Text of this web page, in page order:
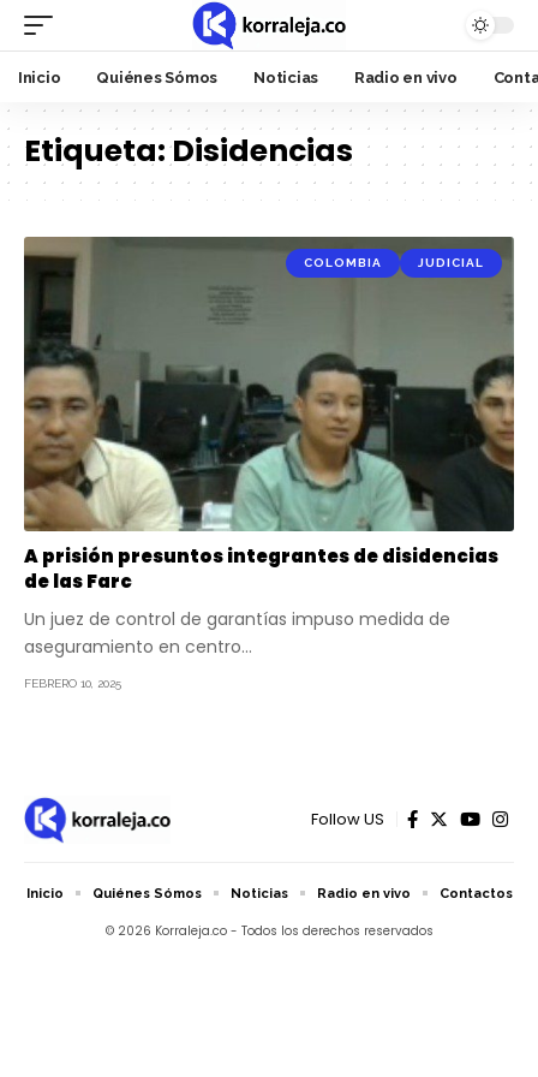
Inicio Quiénes Sómos Noticias Radio en vivo
Etiqueta:Disidencias
COLOMBIA JUDICIAL
A prisión presuntos integrantes de disidencias
de las Farc
Un juez de control de garantías impuso medida de
aseguramiento en centro…
FEBRERO 10, 2025
Follow US
© 2026 Korraleja.co - Todos los derechos reservados
Inicio Quiénes Sómos Noticias Radio en vivo Contactos